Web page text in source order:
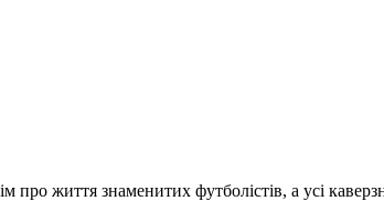
життя знаменитих футболістів, а усі